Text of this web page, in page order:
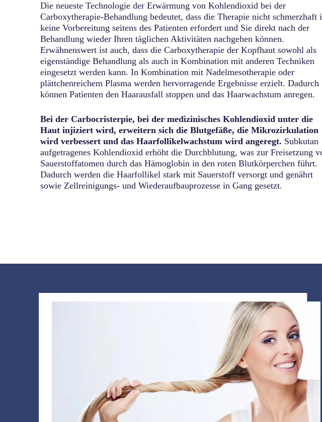
Die neueste Technologie der Erwärmung von Kohlendioxid bei der
Carboxytherapie-Behandlung bedeutet, dass die Therapie nicht schmerzhaft
keine Vorbereitung seitens des Patienten erfordert und Sie direkt nach der
Behandlung wieder Ihren täglichen Aktivitäten nachgehen können.
Erwähnenswert ist auch, dass die Carboxytherapie der Kopfhaut sowohl als
eigenständige Behandlung als auch in Kombination mit anderen Techniken
eingesetzt werden kann. In Kombination mit Nadelmesotherapie oder
plättchenreichem Plasma werden hervorragende Ergebnisse erzielt. Dadurch
können Patienten den Haarausfall stoppen und das Haarwachstum anregen.
Bei der Carbocristerpie, bei der medizinisches Kohlendioxid unter die
Haut injiziert wird, erweitern sich die Blutgefäße, die Mikrozirkulation
wird verbessert und das Haarfollikelwachstum wird angeregt. Subkutan
aufgetragenes Kohlendioxid erhöht die Durchblutung, was zur Freisetzung
Sauerstoffatomen durch das Hämoglobin in den roten Blutkörperchen führt.
Dadurch werden die Haarfollikel stark mit Sauerstoff versorgt und genährt
sowie Zellreinigungs- und Wiederaufbauprozesse in Gang gesetzt.